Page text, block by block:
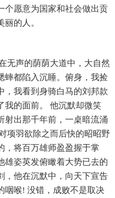
个愿意为国家和社会做出贡
的人。
无声的荫荫大道中，大自然
蟀都陷入沉睡。俯身，我捡
，我看到身骑白马的刘邦款
我的面前。 他沉默却微笑
射出那千年前，一桌暗流涌
项羽欲除之而后快的昭昭野
，将百万雄师盈盈握于掌
雄姿英发俯瞰着大势已去的
，他在沉默中，向天下宣告
咽喉! 没错，成败不是取决